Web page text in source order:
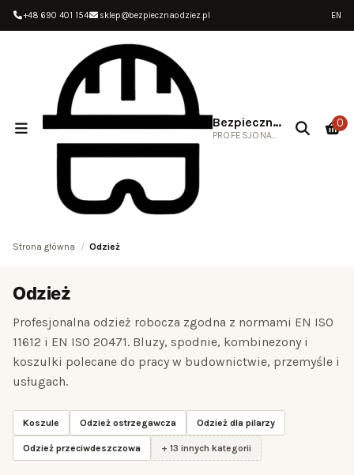
+48 690 401 154 sklep@bezpiecznaodziez.pl EN
Bezpieczna Odzież
PROFESJONALNA ODZIEŻ ROBOCZA
0
Strona główna Odzież
Odzież
Profesjonalna odzież robocza zgodna z normami EN ISO
11612 i EN ISO 20471. Bluzy, spodnie, kombinezony i
koszulki polecane do pracy w budownictwie, przemyśle i
usługach.
Koszule Odzież ostrzegawcza Odzież dla pilarzy
Odzież przeciwdeszczowa + 13 innych kategorii